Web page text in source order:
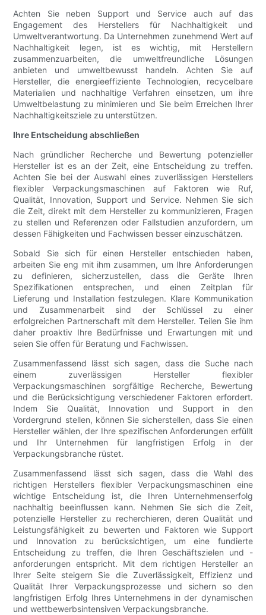
Achten Sie neben Support und Service auch auf das
Engagement des Herstellers für Nachhaltigkeit und
Umweltverantwortung. Da Unternehmen zunehmend Wert auf
Nachhaltigkeit legen, ist es wichtig, mit Herstellern
zusammenzuarbeiten, die umweltfreundliche Lösungen
anbieten und umweltbewusst handeln. Achten Sie auf
Hersteller, die energieeffiziente Technologien, recycelbare
Materialien und nachhaltige Verfahren einsetzen, um ihre
Umweltbelastung zu minimieren und Sie beim Erreichen Ihrer
Nachhaltigkeitsziele zu unterstützen.
Ihre Entscheidung abschließen
Nach gründlicher Recherche und Bewertung potenzieller
Hersteller ist es an der Zeit, eine Entscheidung zu treffen.
Achten Sie bei der Auswahl eines zuverlässigen Herstellers
flexibler Verpackungsmaschinen auf Faktoren wie Ruf,
Qualität, Innovation, Support und Service. Nehmen Sie sich
die Zeit, direkt mit dem Hersteller zu kommunizieren, Fragen
zu stellen und Referenzen oder Fallstudien anzufordern, um
dessen Fähigkeiten und Fachwissen besser einzuschätzen.
Sobald Sie sich für einen Hersteller entschieden haben,
arbeiten Sie eng mit ihm zusammen, um Ihre Anforderungen
zu definieren, sicherzustellen, dass die Geräte Ihren
Spezifikationen entsprechen, und einen Zeitplan für
Lieferung und Installation festzulegen. Klare Kommunikation
und Zusammenarbeit sind der Schlüssel zu einer
erfolgreichen Partnerschaft mit dem Hersteller. Teilen Sie ihm
daher proaktiv Ihre Bedürfnisse und Erwartungen mit und
seien Sie offen für Beratung und Fachwissen.
Zusammenfassend lässt sich sagen, dass die Suche nach
einem zuverlässigen Hersteller flexibler
Verpackungsmaschinen sorgfältige Recherche, Bewertung
und die Berücksichtigung verschiedener Faktoren erfordert.
Indem Sie Qualität, Innovation und Support in den
Vordergrund stellen, können Sie sicherstellen, dass Sie einen
Hersteller wählen, der Ihre spezifischen Anforderungen erfüllt
und Ihr Unternehmen für langfristigen Erfolg in der
Verpackungsbranche rüstet.
Zusammenfassend lässt sich sagen, dass die Wahl des
richtigen Herstellers flexibler Verpackungsmaschinen eine
wichtige Entscheidung ist, die Ihren Unternehmenserfolg
nachhaltig beeinflussen kann. Nehmen Sie sich die Zeit,
potenzielle Hersteller zu recherchieren, deren Qualität und
Leistungsfähigkeit zu bewerten und Faktoren wie Support
und Innovation zu berücksichtigen, um eine fundierte
Entscheidung zu treffen, die Ihren Geschäftszielen und -
anforderungen entspricht. Mit dem richtigen Hersteller an
Ihrer Seite steigern Sie die Zuverlässigkeit, Effizienz und
Qualität Ihrer Verpackungsprozesse und sichern so den
langfristigen Erfolg Ihres Unternehmens in der dynamischen
und wettbewerbsintensiven Verpackungsbranche.